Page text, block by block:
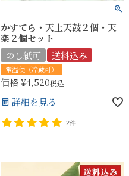
かすてら・天上天鼓２個・天
楽２個セット
のし紙可
送料込み
常温便（冷蔵可）
価格¥4,520税込
詳細を見る
2件